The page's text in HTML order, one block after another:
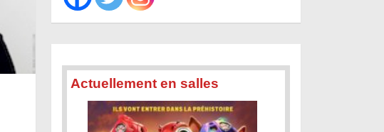
Actuellement en salles